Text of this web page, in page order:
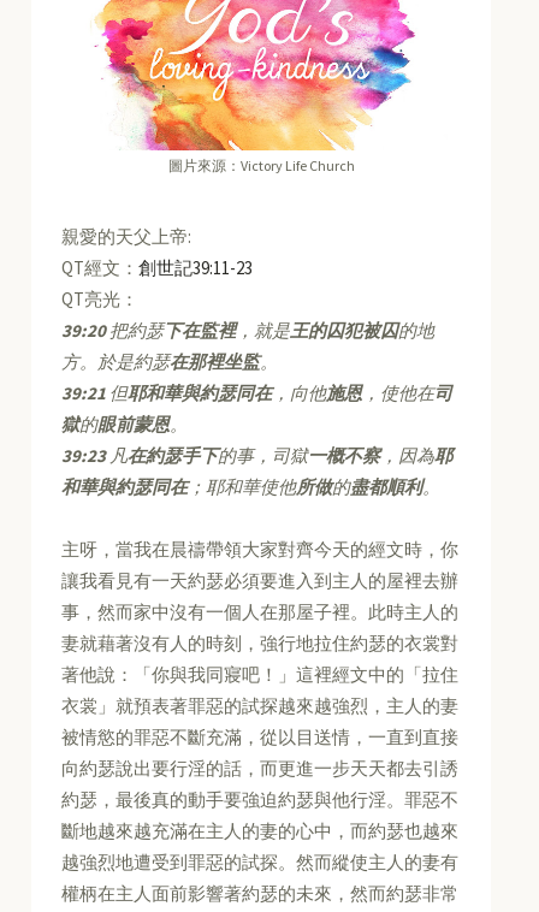
圖片來源：Victory Life Church
親愛的天父上帝:
QT經文：創世記39:11-23
QT亮光：
39:20把約瑟下在監裡，就是王的囚犯被囚的地
方。於是約瑟在那裡坐監。
39:21 但耶和華與約瑟同在，向他施恩，使他在司
獄的眼前蒙恩。
39:23凡在約瑟手下的事，司獄一概不察，因為耶
和華與約瑟同在；耶和華使他所做的盡都順利。
主呀，當我在晨禱帶領大家對齊今天的經文時，你
讓我看見有一天約瑟必須要進入到主人的屋裡去辦
事，然而家中沒有一個人在那屋子裡。此時主人的
妻就藉著沒有人的時刻，強行地拉住約瑟的衣裳對
著他說：「你與我同寢吧！」這裡經文中的「拉住
衣裳」就預表著罪惡的試探越來越強烈，主人的妻
被情慾的罪惡不斷充滿，從以目送情，一直到直接
向約瑟說出要行淫的話，而更進一步天天都去引誘
約瑟，最後真的動手要強迫約瑟與他行淫。罪惡不
斷地越來越充滿在主人的妻的心中，而約瑟也越來
越強烈地遭受到罪惡的試探。然而縱使主人的妻有
權柄在主人面前影響著約瑟的未來，然而約瑟非常